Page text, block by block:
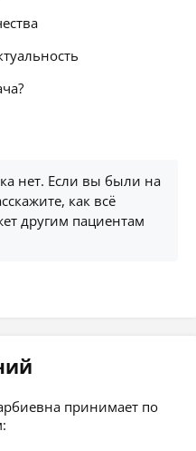
нет. Если вы были на
как всё
другим пациентам
принимает по